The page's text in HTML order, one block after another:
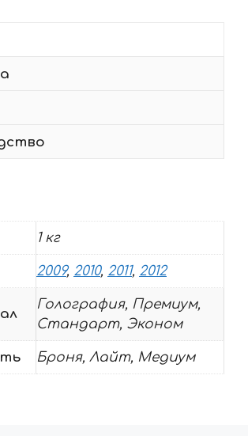
2012
1 кг
2009, 2010, 2011, 2012
Голография, Премиум,
Стандарт, Эконом
Броня, Лайт, Медиум